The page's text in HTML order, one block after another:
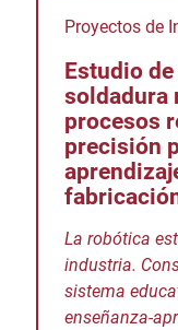
Proyectos de
Estudio
soldadura
procesos
precisión
La robótica
industria.
sistema
enseñanza-